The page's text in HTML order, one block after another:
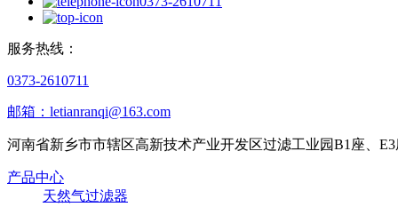
服务热线：
0373-2610711
邮箱：letianranqi@163.com
河南省新乡市市辖区高新技术产业开发区过滤工业园B1座、E3
产品中心
天然气过滤器